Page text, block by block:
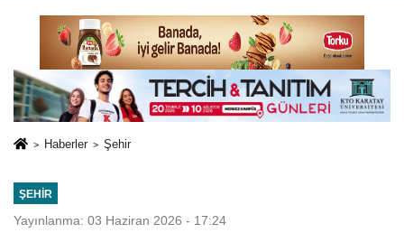
Haberler Şehir
ŞEHIR
Yayınlanma: 03 Haziran 2026 - 17:24